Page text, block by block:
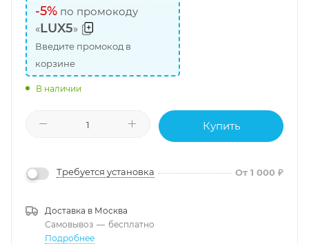
-5% по промокоду
«LUX5»
Введите промокод в
корзине
В наличии
Купить
Требуется установка От 1 000 ₽
Доставка в Москва
Самовывоз — бесплатно
Подробнее